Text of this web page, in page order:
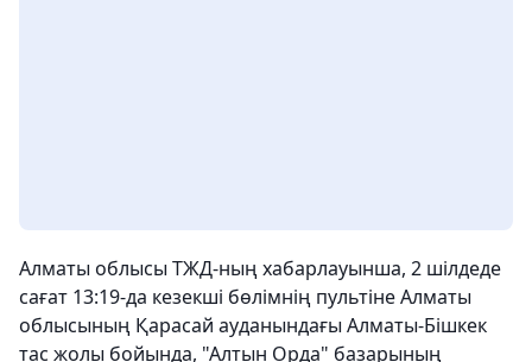
Алматы облысы ТЖД-ның хабарлауынша, 2 шілдеде
сағат 13:19-да кезекші бөлімнің пультіне Алматы
облысының Қарасай ауданындағы Алматы-Бішкек
тас жолы бойында, "Алтын Орда" базарының